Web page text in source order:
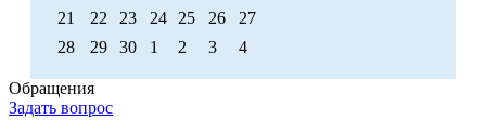
21 22 23 24 25 26
27
28
29 30 1 2 3 4
Обращения
Задать вопрос